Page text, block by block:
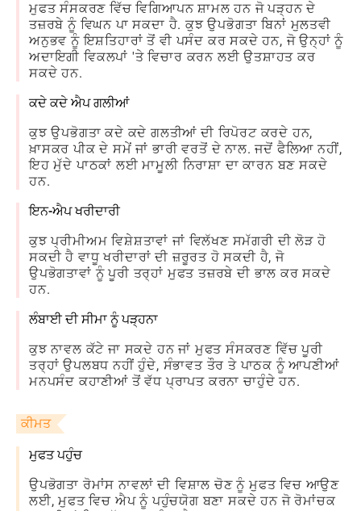
ਮੁਫਤ ਸੰਸਕਰਣ ਵਿੱਚ ਵਿਗਿਆਪਨ ਸ਼ਾਮਲ ਹਨ ਜੋ ਪੜ੍ਹਨ ਦੇ
ਤਜ਼ਰਬੇ ਨੂੰ ਵਿਘਨ ਪਾ ਸਕਦਾ ਹੈ. ਕੁਝ ਉਪਭੋਗਤਾ ਬਿਨਾਂ ਮੁਲਤਵੀ
ਅਨੁਭਵ ਨੂੰ ਇਸ਼ਤਿਹਾਰਾਂ ਤੋਂ ਵੀ ਪਸੰਦ ਕਰ ਸਕਦੇ ਹਨ, ਜੋ ਉਨ੍ਹਾਂ ਨੂੰ
ਅਦਾਇਗੀ ਵਿਕਲਪਾਂ 'ਤੇ ਵਿਚਾਰ ਕਰਨ ਲਈ ਉਤਸ਼ਾਹਤ ਕਰ
ਸਕਦੇ ਹਨ.
ਕਦੇ ਕਦੇ ਐਪ ਗਲੀਆਂ
ਕੁਝ ਉਪਭੋਗਤਾ ਕਦੇ ਕਦੇ ਗਲਤੀਆਂ ਦੀ ਰਿਪੋਰਟ ਕਰਦੇ ਹਨ,
ਖ਼ਾਸਕਰ ਪੀਕ ਦੇ ਸਮੇਂ ਜਾਂ ਭਾਰੀ ਵਰਤੋਂ ਦੇ ਨਾਲ. ਜਦੋਂ ਫੈਲਿਆ ਨਹੀਂ,
ਇਹ ਮੁੱਦੇ ਪਾਠਕਾਂ ਲਈ ਮਾਮੂਲੀ ਨਿਰਾਸ਼ਾ ਦਾ ਕਾਰਨ ਬਣ ਸਕਦੇ
ਹਨ.
ਇਨ-ਐਪ ਖਰੀਦਾਰੀ
ਕੁਝ ਪ੍ਰੀਮੀਅਮ ਵਿਸ਼ੇਸ਼ਤਾਵਾਂ ਜਾਂ ਵਿਲੱਖਣ ਸਮੱਗਰੀ ਦੀ ਲੋੜ ਹੋ
ਸਕਦੀ ਹੈ ਵਾਧੂ ਖਰੀਦਾਰਾਂ ਦੀ ਜ਼ਰੂਰਤ ਹੋ ਸਕਦੀ ਹੈ, ਜੋ
ਉਪਭੋਗਤਾਵਾਂ ਨੂੰ ਪੂਰੀ ਤਰ੍ਹਾਂ ਮੁਫਤ ਤਜ਼ਰਬੇ ਦੀ ਭਾਲ ਕਰ ਸਕਦੇ
ਹਨ.
ਲੰਬਾਈ ਦੀ ਸੀਮਾ ਨੂੰ ਪੜ੍ਹਨਾ
ਕੁਝ ਨਾਵਲ ਕੱਟੇ ਜਾ ਸਕਦੇ ਹਨ ਜਾਂ ਮੁਫਤ ਸੰਸਕਰਣ ਵਿੱਚ ਪੂਰੀ
ਤਰ੍ਹਾਂ ਉਪਲਬਧ ਨਹੀਂ ਹੁੰਦੇ, ਸੰਭਾਵਤ ਤੌਰ ਤੇ ਪਾਠਕ ਨੂੰ ਆਪਣੀਆਂ
ਮਨਪਸੰਦ ਕਹਾਣੀਆਂ ਤੋਂ ਵੱਧ ਪ੍ਰਾਪਤ ਕਰਨਾ ਚਾਹੁੰਦੇ ਹਨ.
ਕੀਮਤ
ਮੁਫਤ ਪਹੁੰਚ
ਉਪਭੋਗਤਾ ਰੋਮਾਂਸ ਨਾਵਲਾਂ ਦੀ ਵਿਸ਼ਾਲ ਚੋਣ ਨੂੰ ਮੁਫਤ ਵਿਚ ਆਉਣ
ਲਈ, ਮੁਫਤ ਵਿਚ ਐਪ ਨੂੰ ਪਹੁੰਚਯੋਗ ਬਣਾ ਸਕਦੇ ਹਨ ਜੋ ਰੋਮਾਂਚਕ